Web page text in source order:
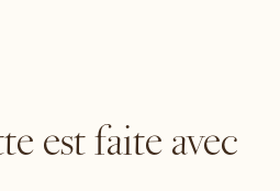
est faite avec